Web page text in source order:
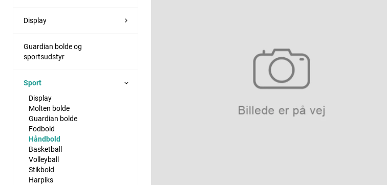
Display
Guardian bolde og
sportsudstyr
Sport
Display
Molten bolde
Guardian bolde
Fodbold
Håndbold
Basketball
Volleyball
Stikbold
Harpiks